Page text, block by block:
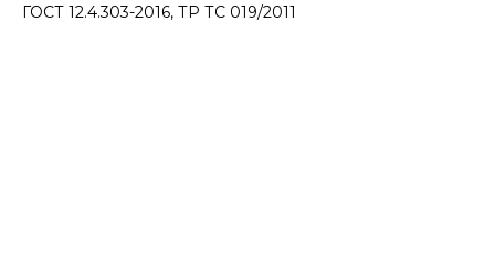
ГОСТ 12.4.303-2016, ТР ТС 019/2011